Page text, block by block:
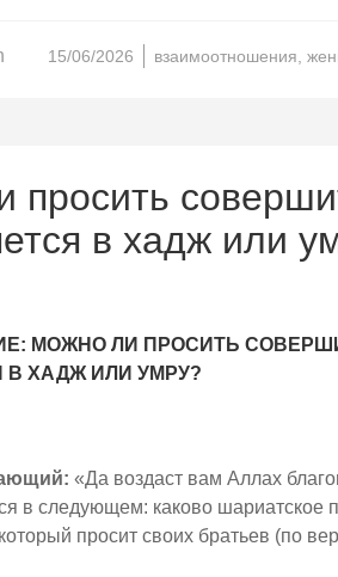
взаимоотношения
15/06/2026
просить
в хадж или
МОЖНО ЛИ ПРОСИТЬ
В ХАДЖ ИЛИ УМРУ?
«Да воздаст вам Аллах
в следующем: каково шариатское
просит своих братьев (по